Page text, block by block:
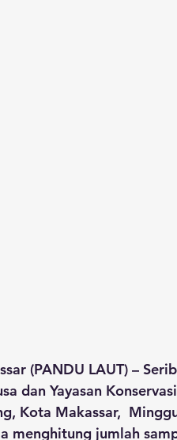
(PANDU LAUT) –
dan Yayasan
Kota Makassar,
menghitung jumlah